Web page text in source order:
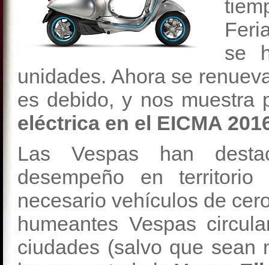
se
unidades. Ahora se
es debido, y nos
eléctrica en el EICMA
Las Vespas han
desempeño en
necesario vehículos de
humeantes Vespas
ciudades (salvo que sean